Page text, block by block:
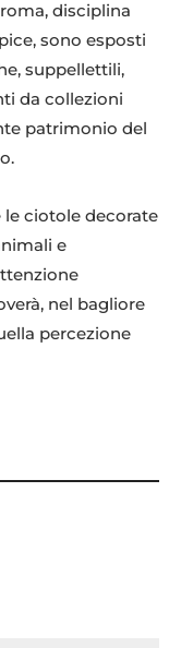
disciplina
sono esposti
suppellettili,
da collezioni
patrimonio del
le ciotole decorate
e
nel bagliore
percezione